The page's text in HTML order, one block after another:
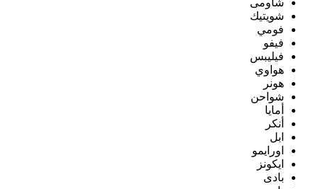
شاومى
شويتيك
فومي
فيفو
فيليبس
هواوي
هونر
شواحن
أمايا
أنكر
ابل
اورايمو
ايكونز
بادى